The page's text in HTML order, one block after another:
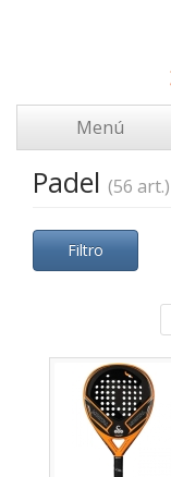
Menú
Padel (56 art.)
Filtro